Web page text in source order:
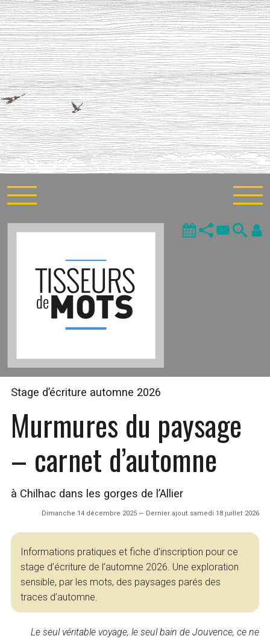
Stage d’écriture automne 2026
Murmures du paysage
– carnet d’automne
à Chilhac dans les gorges de l’Allier
Dimanche 14 décembre 2025 — Dernier ajout samedi 18 juillet 2026
Informations pratiques et fiche d’inscription pour ce
stage d’écriture de l’automne 2026. Une exploration
sensible, par les mots, des paysages parés des
traces d’automne.
Le seul véritable voyage, le seul bain de Jouvence, ce ne